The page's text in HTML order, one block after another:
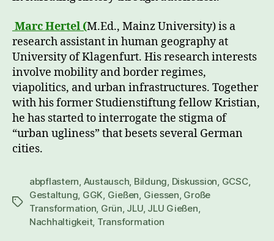
Marc Hertel (M.Ed., Mainz University) is a
research assistant in human geography at
University of Klagenfurt. His research interests
involve mobility and border regimes,
viapolitics, and urban infrastructures. Together
with his former Studienstiftung fellow Kristian,
he has started to interrogate the stigma of
“urban ugliness” that besets several German
cities.
Schlagwörter
abpflastern Austausch Bildung Diskussion GCSC,
Gestaltung GGK Gießen Giessen Große
Transformation Grün JLU, JLU Gießen
Nachhaltigkeit, Transformation